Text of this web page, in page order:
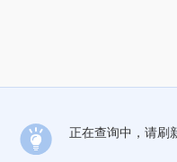
正在查询中，请刷